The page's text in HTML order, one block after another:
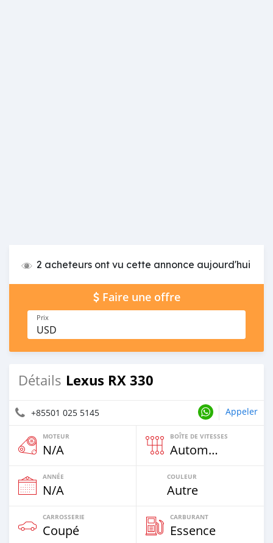
2 acheteurs ont vu cette annonce aujourd'hui
Faire une offre
Prix
USD
Détails Lexus RX 330
+85501 025 5145 Appeler
MOTEUR
N/A
BOÎTE DE VITESSES
Automatique
ANNÉE
N/A
COULEUR
Autre
CARROSSERIE
Coupé
CARBURANT
Essence